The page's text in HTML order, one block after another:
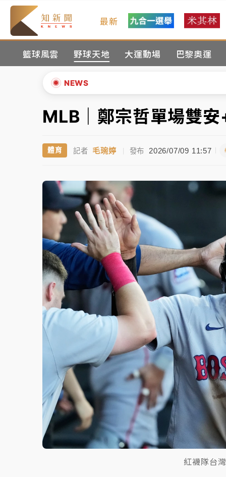
最新
籃球風雲 野球天地 大運動場 巴黎奧運
NEWS
暑假過三周才推「E宿新北打卡趣」！抽獎
中信慈善基金會想增加董事人數！辜仲諒向
故宮《龍藏經》特展第2檔！今線上預約開
父親節泡湯了！中颱白海豚雨彈轟3天 「紅
暑假過三周才推「E宿新北打卡趣」！抽獎
中信慈善基金會想增加董事人數！辜仲諒向
故宮《龍藏經》特展第2檔！今線上預約開
台東農業處長涉圖利渡假村！東檢抗告成功
父親節泡湯了！中颱白海豚雨彈轟3天 「紅
▲
MLB｜鄭宗哲單場雙
體育 記者 毛琬婷 | 發布 2026/07/09 11:57
紅襪隊台